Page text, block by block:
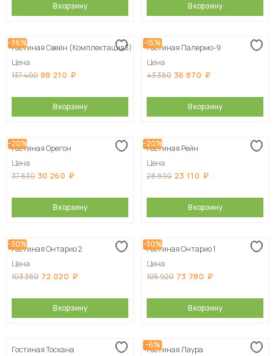
В корзину В корзину
-36%
Гостиная Свейн (Комплектация3)
Цена
137 400 88 210
В корзину
-15%
Гостиная Палермо-9
Цена
43 380 36 870
В корзину
-20%
Гостиная Орегон
Цена
37 830 30 260
В корзину
-20%
Гостиная Рейн
Цена
28 890 23 110
В корзину
-30%
Гостиная Онтарио 2
Цена
103 380 72 020
В корзину
-30%
Гостиная Онтарио 1
Цена
105 920 73 780
В корзину
Гостиная Тоскана
-6%
Гостиная Лаура